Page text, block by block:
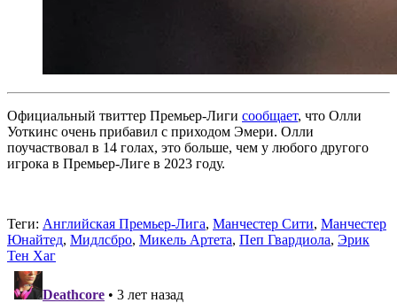
Официальный твиттер Премьер-Лиги сообщает, что Олли
Уоткинс очень прибавил с приходом Эмери. Олли
поучаствовал в 14 голах, это больше, чем у любого другого
игрока в Премьер-Лиге в 2023 году.
Теги: Английская Премьер-Лига, Манчестер Сити, Манчестер
Юнайтед, Мидлсбро, Микель Артета, Пеп Гвардиола, Эрик
Тен Хаг